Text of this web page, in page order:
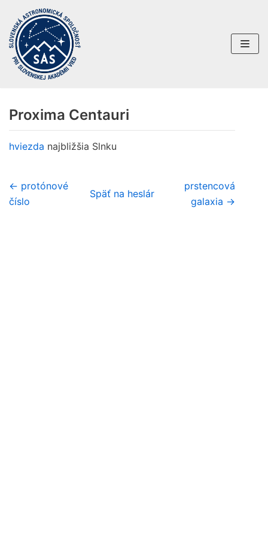
Preskočiť
na
obsah
Proxima Centauri
hviezda najbližšia Slnku
← protónové
číslo
Späť na heslár
prstencová
galaxia →